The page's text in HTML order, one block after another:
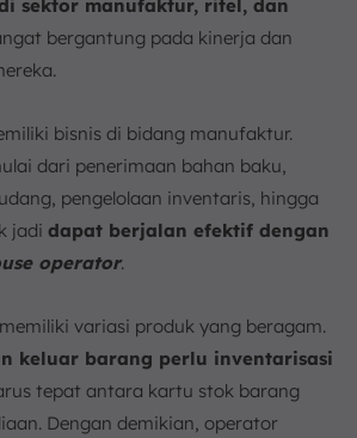
sektor manufaktur, ritel, dan
bergantung pada kinerja dan
bisnis di bidang manufaktur.
dari penerimaan bahan baku,
pengelolaan inventaris, hingga
jadi dapat berjalan efektif dengan
operator.
variasi produk yang beragam.
keluar barang perlu inventarisasi
tepat antara kartu stok barang
Dengan demikian, operator